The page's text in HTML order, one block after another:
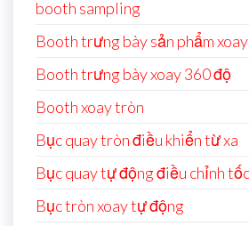
booth sampling
Booth trưng bày sản phẩm
Booth trưng bày xoay 360 độ
Booth xoay tròn
Bục quay tròn điều khiển từ xa
Bục quay tự động điều chỉnh
Bục tròn xoay tự động